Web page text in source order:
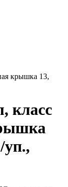
крышка 13,
класс
уп.,